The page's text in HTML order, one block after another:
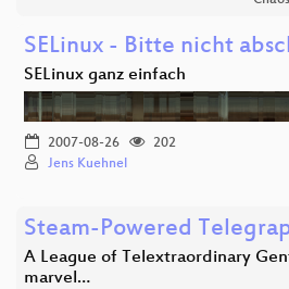
SELinux - Bitte nicht
SELinux ganz einfach
2007-08-26
202
Jens Kuehnel
Steam-Powered
A League of Telextraordinary
marvel…